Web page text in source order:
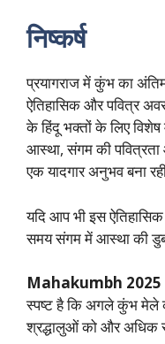
निष्कर्ष
प्रयागराज में कुंभ का
ऐतिहासिक और पवित्र
के हिंदू भक्तों के लिए
आस्था, संगम की
एक यादगार अनुभव बना
यदि आप भी इस
समय संगम में आस्था की
Mahakumbh
स्पष्ट है कि अगले कुंभ मेले
श्रद्धालुओं को और अधिक